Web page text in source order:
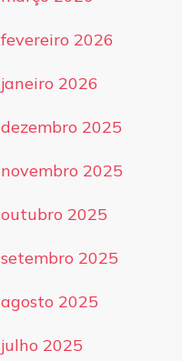
fevereiro 2026
janeiro 2026
dezembro 2025
novembro 2025
outubro 2025
setembro 2025
agosto 2025
julho 2025